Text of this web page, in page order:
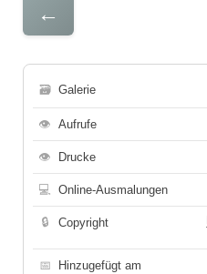
←
🗃 Galerie
👁 Aufrufe
👁 Drucke
💻 Online-Ausmalungen
🔒 Copyright
📅 Hinzugefügt am